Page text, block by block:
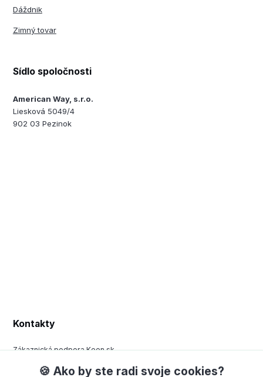
Dáždnik
Zimný tovar
Sídlo spoločnosti
American Way, s.r.o.
Liesková 5049/4
902 03 Pezinok
Kontakty
Zákaznická podpora Keen.sk
+420 377 443 970
🍪 Ako by ste radi svoje cookies?